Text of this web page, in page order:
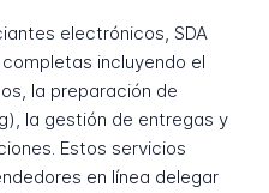
electrónicos, SDA
incluyendo el
la preparación de
la gestión de entregas y
Estos servicios
en línea delegar